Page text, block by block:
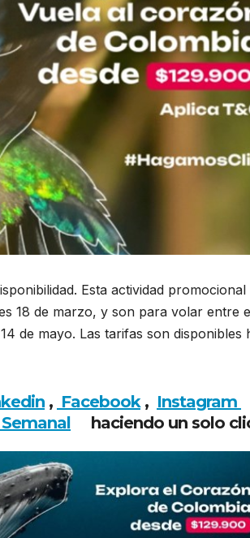
Esta actividad
18 de marzo, y son para volar entre
de mayo. Las tarifas son disponibles
, Facebook, Instagram
haciendo un solo